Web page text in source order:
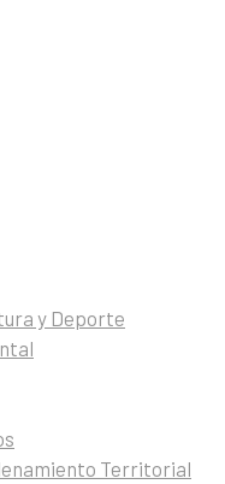
y Deporte
Territorial